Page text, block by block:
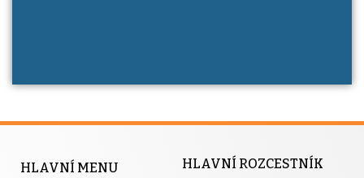
HLAVNÍ MENU HLAVNÍ ROZCESTNÍK